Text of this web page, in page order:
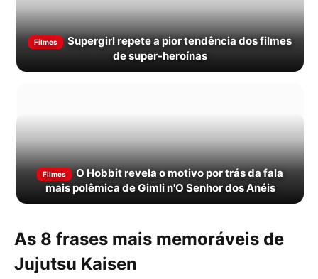
Filmes
Supergirl repete a pior tendência dos filmes
de super-heroínas
Filmes
O Hobbit revela o motivo por trás da fala
mais polêmica de Gimli n'O Senhor dos Anéis
As 8 frases mais memoráveis de
Jujutsu Kaisen